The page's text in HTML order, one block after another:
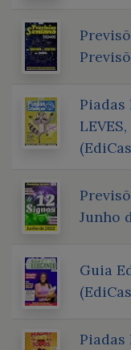
Piadas
Junho
Guia
Piadas